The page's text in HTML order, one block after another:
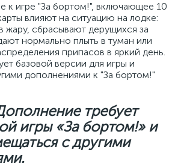
к игре "За бортом!", включающее 10
влияют на ситуацию на лодке:
жару, сбрасывают дерущихся за
нормально плыть в туман или
припасов в яркий день.
базовой версии для игры и
дополнениями к "За бортом!"
требует
игры «За бортом!» и
с другими